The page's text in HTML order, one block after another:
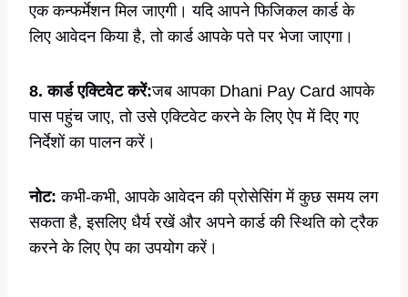
एक कन्फर्मेशन मिल जाएगी। यदि आपने फिजिकल कार्ड के
लिए आवेदन किया है, तो कार्ड आपके पते पर भेजा जाएगा।
8. कार्ड एक्टिवेट करें:जब आपका Dhani Pay Card आपके
पास पहुंच जाए, तो उसे एक्टिवेट करने के लिए ऐप में दिए गए
निर्देशों का पालन करें।
नोट: कभी-कभी, आपके आवेदन की प्रोसेसिंग में कुछ समय लग
सकता है, इसलिए धैर्य रखें और अपने कार्ड की स्थिति को ट्रैक
करने के लिए ऐप का उपयोग करें।